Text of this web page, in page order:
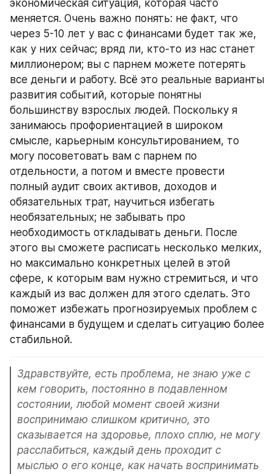
экономическая ситуация, которая часто
меняется. Очень важно понять: не факт, что
через 5-10 лет у вас с финансами будет так же,
как у них сейчас; вряд ли, кто-то из нас станет
миллионером; вы с парнем можете потерять
все деньги и работу. Всё это реальные варианты
развития событий, которые понятны
большинству взрослых людей. Поскольку я
занимаюсь профориентацией в широком
смысле, карьерным консультированием, то
могу посоветовать вам с парнем по
отдельности, а потом и вместе провести
полный аудит своих активов, доходов и
обязательных трат, научиться избегать
необязательных; не забывать про
необходимость откладывать деньги. После
этого вы сможете расписать несколько мелких,
но максимально конкретных целей в этой
сфере, к которым вам нужно стремиться, и что
каждый из вас должен для этого сделать. Это
поможет избежать прогнозируемых проблем с
финансами в будущем и сделать ситуацию более
стабильной.
Здравствуйте, есть проблема, не знаю уже с
кем говорить, постоянно в подавленном
состоянии, любой момент своей жизни
воспринимаю слишком критично, это
сказывается на здоровье, плохо сплю, не могу
расслабиться, каждый день проходит с
мыслью о его конце, как начать воспринимать